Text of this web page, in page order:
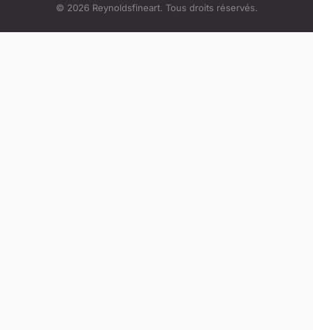
© 2026 Reynoldsfineart. Tous droits réservés.